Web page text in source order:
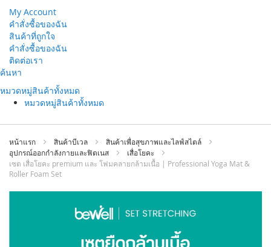
My Account
คำสั่งซื้อของฉัน
สินค้าที่ถูกใจ
คำสั่งซื้อของฉัน
ติดต่อเรา
ข้าม
ที่
เนื้อหา
ค้นหา
หมวดหมู่สินค้าทั้งหมด
หมวดหมู่สินค้าทั้งหมด
หน้าแรก สินค้าบีเวล
สินค้าเพื่อสุขภาพและไลฟ์สไตล์
อุปกรณ์ออกกำลังกายและฟิตเนส
เสื่อโยคะ
เซต เสื่อโยคะ premium และ โฟมคลายกล้ามเนื้อ | Professional Yoga Mat &
Roller Foam Set